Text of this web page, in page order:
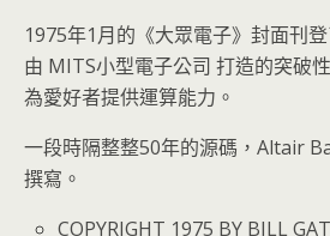
1975年1月的《大眾電子》封面刊
由 MITS小型電子公司 打造的突破
為愛好者提供運算能力。
一段時隔整整50年的源碼，Altair
撰寫。
COPYRIGHT 1975 BY BILL